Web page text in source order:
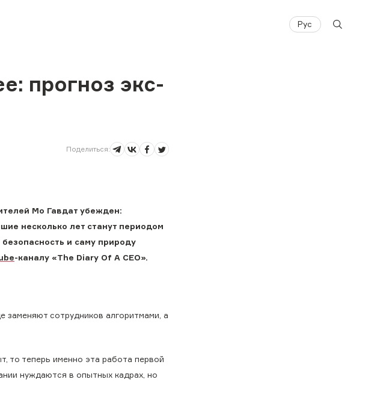
Рус
прогноз экс-
Поделиться:
Мо Гавдат убежден:
несколько лет станут периодом
и саму природу
-каналу «The Diary Of A CEO».
заменяют сотрудников алгоритмами, а
то теперь именно эта работа первой
нуждаются в опытных кадрах, но